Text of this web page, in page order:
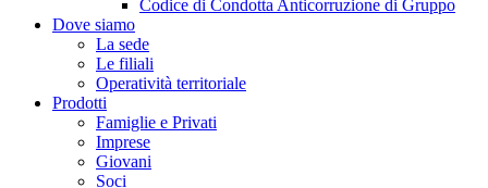
Codice di Condotta Anticorruzione di Gruppo
Dove siamo
La sede
Le filiali
Operatività territoriale
Prodotti
Famiglie e Privati
Imprese
Giovani
Soci